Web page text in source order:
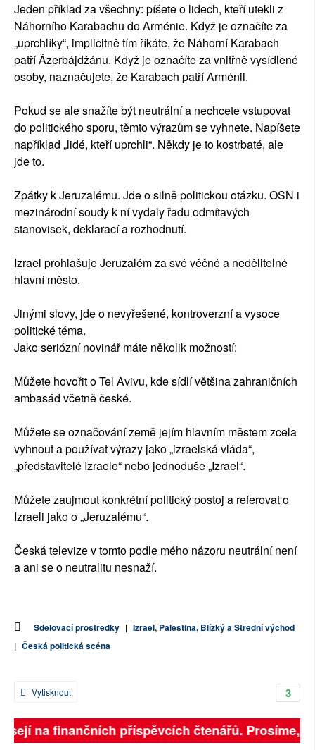
Jeden příklad za všechny: píšete o lidech, kteří utekli z
Náhorního Karabachu do Arménie. Když je označíte za
„uprchlíky“, implicitně tím říkáte, že Náhorní Karabach
patří Ázerbájdžánu. Když je označíte za vnitřně vysídlené
osoby, naznačujete, že Karabach patří Arménii.
Pokud se ale snažíte být neutrální a nechcete vstupovat
do politického sporu, těmto výrazům se vyhnete. Napíšete
například „lidé, kteří uprchli“. Někdy je to kostrbaté, ale
jde to.
Zpátky k Jeruzalému. Jde o silně politickou otázku. OSN i
mezinárodní soudy k ní vydaly řadu odmítavých
stanovisek, deklarací a rozhodnutí.
Izrael prohlašuje Jeruzalém za své věčné a nedělitelné
hlavní město.
Jinými slovy, jde o nevyřešené, kontroverzní a vysoce
politické téma.
Jako seriózní novinář máte několik možností:
Můžete hovořit o Tel Avivu, kde sídlí většina zahraničních
ambasád včetně české.
Můžete se označování země jejím hlavním městem zcela
vyhnout a používat výrazy jako „izraelská vláda“,
„představitelé Izraele“ nebo jednoduše „Izrael“.
Můžete zaujmout konkrétní politický postoj a referovat o
Izraeli jako o „Jeruzalému“.
Česká televize v tomto podle mého názoru neutrální není
a ani se o neutralitu nesnaží.
Sdělovací prostředky | Izrael, Palestina, Blízký a Střední východ
| Česká politická scéna
3
Vytisknout
na finančních příspěvcích čtenářů. Prosíme,